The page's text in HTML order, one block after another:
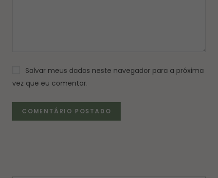
Salvar meus dados neste navegador para a próxima
vez que eu comentar.